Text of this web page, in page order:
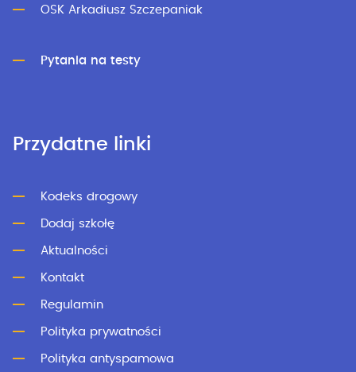
OSK Arkadiusz Szczepaniak
Pytania na testy
Przydatne linki
Kodeks drogowy
Dodaj szkołę
Aktualności
Kontakt
Regulamin
Polityka prywatności
Polityka antyspamowa